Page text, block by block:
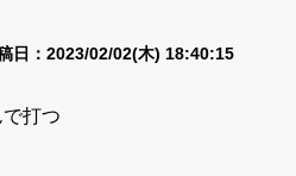
日：2023/02/02(木) 18:40:15
打つ